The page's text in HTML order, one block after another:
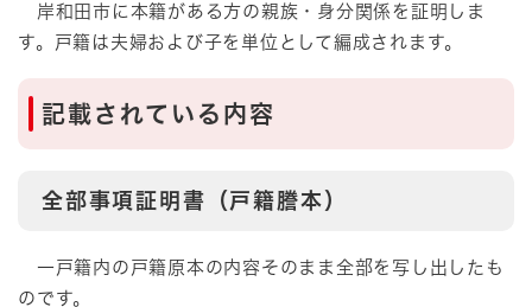
岸和田市に本籍がある方の親族・身分関係を証明しま
す。戸籍は夫婦および子を単位として編成されます。
記載されている内容
全部事項証明書（戸籍謄本）
一戸籍内の戸籍原本の内容そのまま全部を写し出したも
のです。